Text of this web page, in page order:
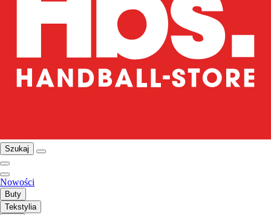
Szukaj
Nowości
Buty
Tekstylia